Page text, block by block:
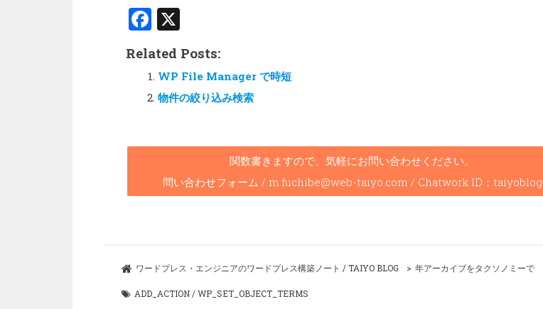
F
a
ce
b
o
k
Related Posts:
WP File Manager で時短
物件の絞り込み検索
関数書きますので、気軽にお問い合わせください。
問い合わせフォーム / m.fuchibe@web-taiyo.com / Chatwork ID：taiyoblog
ワードプレス・エンジニアのワードプレス構築ノート / TAIYO BLOG 年アーカイブをタクソノミーで
ADD_ACTION /WP_SET_OBJECT_TERMS